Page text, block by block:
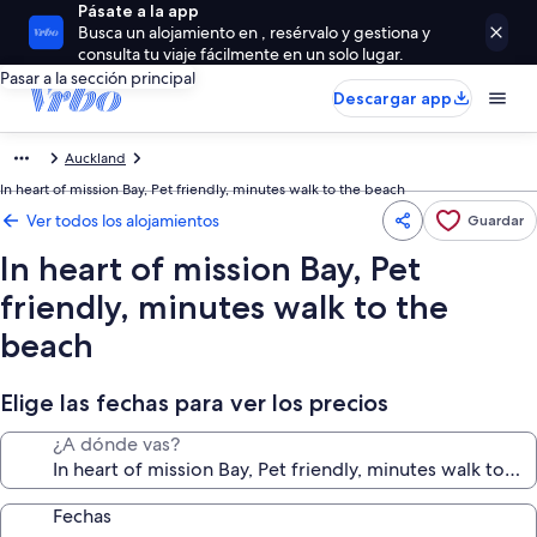
Pásate a la app
Busca un alojamiento en , resérvalo y gestiona y
consulta tu viaje fácilmente en un solo lugar.
Pasar a la sección principal
Descargar app
Auckland
In heart of mission Bay, Pet friendly, minutes walk to the beach
Ver todos los alojamientos Guardar
In heart of mission Bay, Pet
friendly, minutes walk to the
beach
Elige las fechas para ver los precios
¿A dónde vas?
Fechas